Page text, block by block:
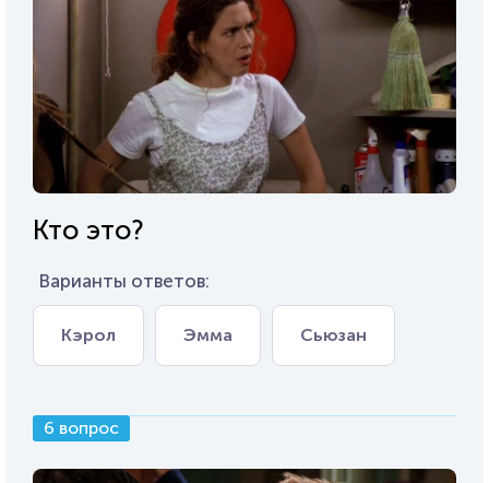
Кто это?
Варианты ответов:
Кэрол Эмма Сьюзан
6 вопрос